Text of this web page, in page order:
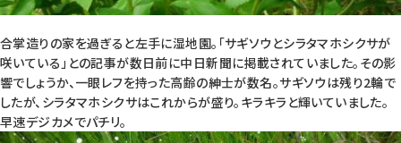
合掌造りの家を過ぎると左手に湿地園。「サギソウとシラタマホシクサが
咲いている」との記事が数日前に中日新聞に掲載されていました。その影
響でしょうか、一眼レフを持った高齢の紳士が数名。サギソウは残り2輪で
したが、シラタマホシクサはこれからが盛り。キラキラと輝いていました。
早速デジカメでパチリ。